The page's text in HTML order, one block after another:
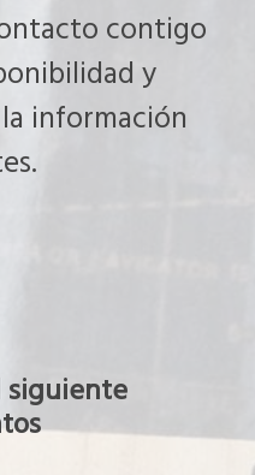
contigo
y
información
siguiente